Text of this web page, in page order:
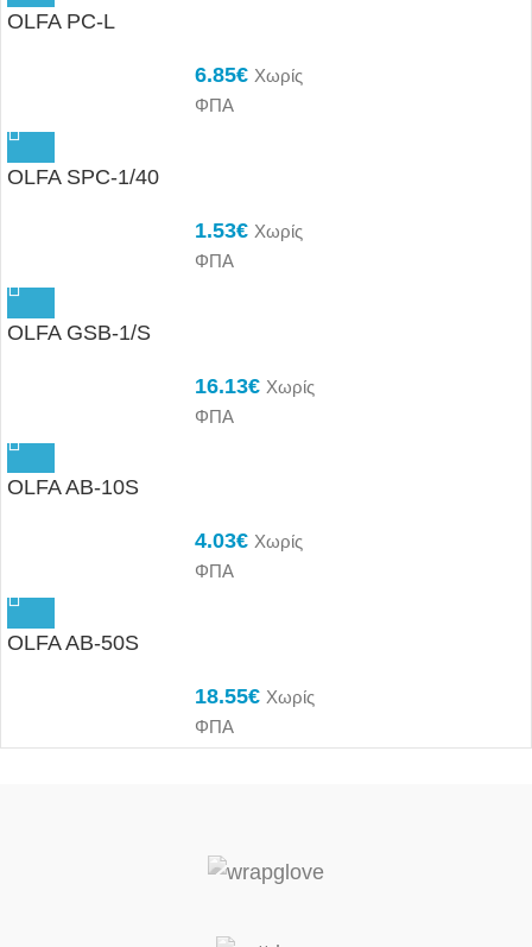
OLFA PC-L
6.85€ Χωρίς
ΦΠΑ
OLFA SPC-1/40
1.53€ Χωρίς
ΦΠΑ
OLFA GSB-1/S
16.13€ Χωρίς
ΦΠΑ
OLFA AB-10S
4.03€ Χωρίς
ΦΠΑ
OLFA AB-50S
18.55€ Χωρίς
ΦΠΑ